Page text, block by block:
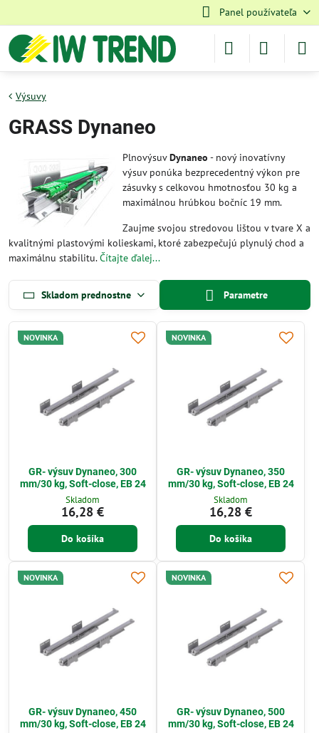
Panel používateľa
Výsuvy
GRASS Dynaneo
PlnovýsuvDynaneo - nový inovatívny
výsuv ponúka bezprecedentný výkon pre
zásuvky s celkovou hmotnosťou 30 kg a
maximálnou hrúbkou bočníc 19 mm.
Zaujme svojou stredovou lištou v tvare X a
kvalitnými plastovými kolieskami, ktoré zabezpečujú plynulý chod a
maximálnu stabilitu.Čítajte ďalej...
Skladom prednostne Parametre
NOVINKA
GR- výsuv Dynaneo, 300
mm/30 kg, Soft-close, EB 24
Skladom
16,28 €
Do košíka
NOVINKA
GR- výsuv Dynaneo, 350
mm/30 kg, Soft-close, EB 24
Skladom
16,28 €
Do košíka
NOVINKA
GR- výsuv Dynaneo, 450
mm/30 kg, Soft-close, EB 24
NOVINKA
GR- výsuv Dynaneo, 500
mm/30 kg, Soft-close, EB 24